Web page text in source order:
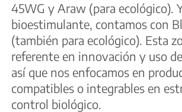
45WG y Araw (para ecológico).
bioestimulante, contamos con
(también para ecológico). Esta
referente en innovación y uso
así que nos enfocamos en
compatibles o integrables en
control biológico.